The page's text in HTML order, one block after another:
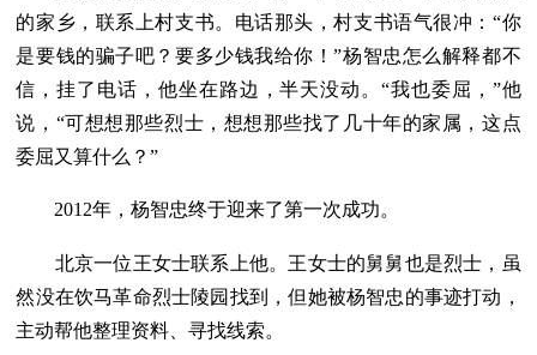
的家乡，联系上村支书。电话那头，村支书语气很冲：“你
是要钱的骗子吧？要多少钱我给你！”杨智忠怎么解释都不
信，挂了电话，他坐在路边，半天没动。“我也委屈，”他
说，“可想想那些烈士，想想那些找了几十年的家属，这点
委屈又算什么？”
2012年，杨智忠终于迎来了第一次成功。
北京一位王女士联系上他。王女士的舅舅也是烈士，虽
然没在饮马革命烈士陵园找到，但她被杨智忠的事迹打动，
主动帮他整理资料、寻找线索。